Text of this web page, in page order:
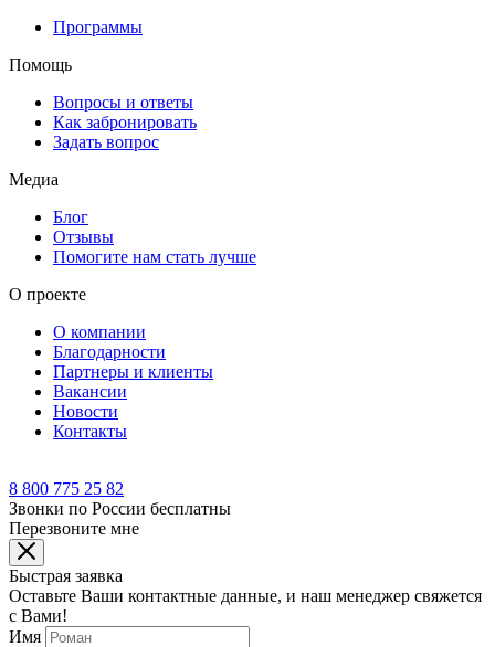
Программы
Помощь
Вопросы и ответы
Как забронировать
Задать вопрос
Медиа
Блог
Отзывы
Помогите нам стать лучше
О проекте
О компании
Благодарности
Партнеры и клиенты
Вакансии
Новости
Контакты
8 800 775 25 82
Звонки по России бесплатны
Перезвоните мне
Быстрая заявка
Оставьте Ваши контактные данные, и наш менеджер свяжется
с Вами!
Имя